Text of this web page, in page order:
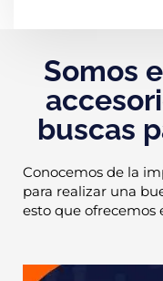
Somos
buscas
Conocemos de la
para realizar una
esto que ofrecemos